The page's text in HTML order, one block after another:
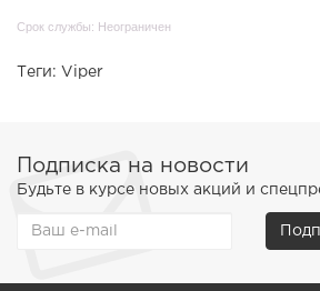
Срок службы: Неограничен
Теги: Viper
Подписка на новости
Будьте в курсе новых акций и